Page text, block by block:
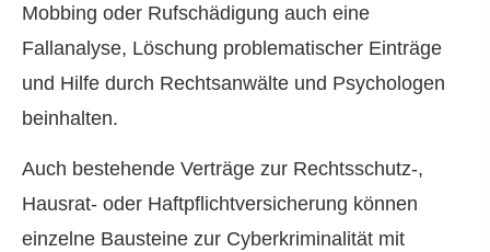
Mobbing oder Rufschädigung auch eine
Fallanalyse, Löschung problematischer Einträge
und Hilfe durch Rechtsanwälte und Psychologen
beinhalten.
Auch bestehende Verträge zur Rechtsschutz-,
Hausrat- oder Haft­pflichtversicherung können
einzelne Bausteine zur Cyberkriminalität mit